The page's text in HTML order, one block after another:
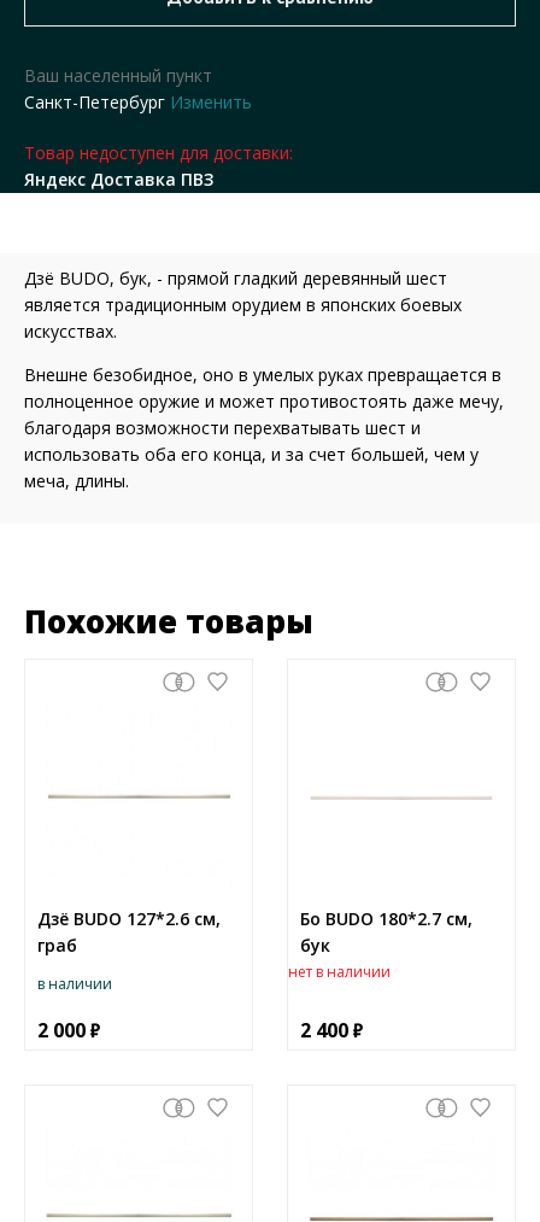
Ваш населенный пункт
Санкт-Петербург Изменить
Товар недоступен для доставки:
Яндекс Доставка ПВЗ
Дзё BUDO, бук, - прямой гладкий деревянный шест
является традиционным орудием в японских боевых
искусствах.
Внешне безобидное, оно в умелых руках превращается в
полноценное оружие и может противостоять даже мечу,
благодаря возможности перехватывать шест и
использовать оба его конца, и за счет большей, чем у
меча, длины.
Похожие товары
Дзё BUDO 127*2.6 см,
граб
в наличии
2 000
Бо BUDO 180*2.7 см,
бук
нет в наличии
2 400